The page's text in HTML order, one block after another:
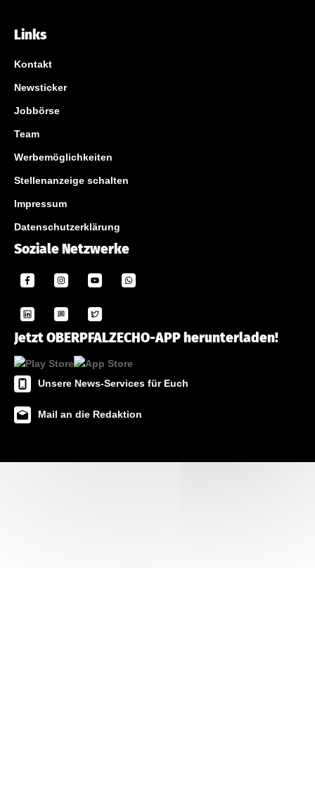
Links
Kontakt
Newsticker
Jobbörse
Team
Werbemöglichkeiten
Stellenanzeige schalten
Impressum
Datenschutzerklärung
Soziale Netzwerke
Jetzt OBERPFALZECHO-APP herunterladen!
Unsere News-Services für Euch
Mail an die Redaktion